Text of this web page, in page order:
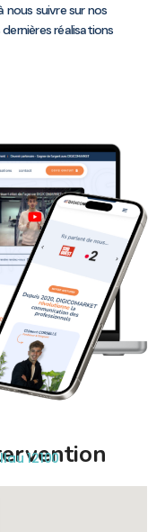
nous suivre sur nos
réalisations
12100